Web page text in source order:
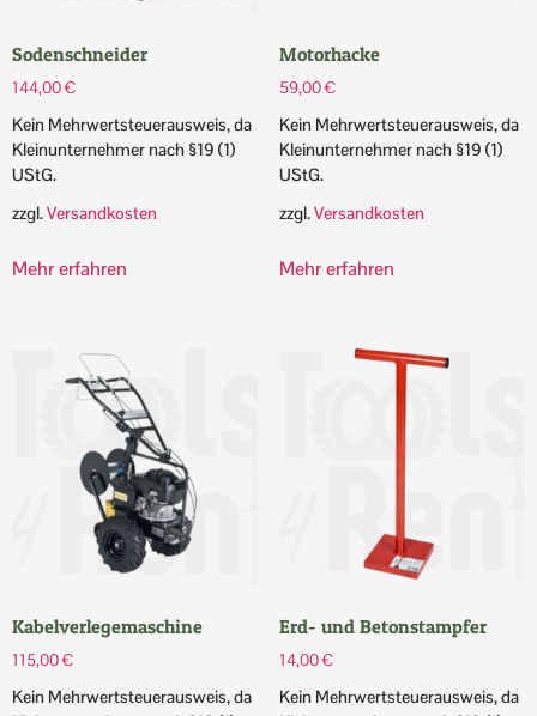
Sodenschneider
144,00€
Kein Mehrwertsteuerausweis, da
Kleinunternehmer nach §19 (1)
UStG.
zzgl.Versandkosten
Mehr erfahren
Motorhacke
59,00€
Kein Mehrwertsteuerausweis, da
Kleinunternehmer nach §19 (1)
UStG.
zzgl.Versandkosten
Mehr erfahren
Kabelverlegemaschine
115,00€
Kein Mehrwertsteuerausweis, da
Erd- und Betonstampfer
14,00€
Kein Mehrwertsteuerausweis, da